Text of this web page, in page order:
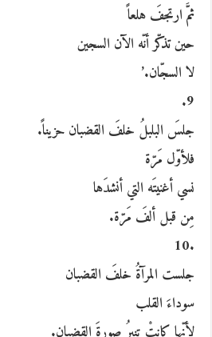
ثمَّ ارتجفَ هلعاً
حين تذكّر أنّه الآن السجين
لا السجّان.’
9.
جلسَ البلبلُ خلفَ القضبان حزيناً.
فلأوّل مَرّة
نسي أغنيتَه التي أنشدَها
مِن قبل ألفَ مَرّة.
.10
جلست المرآةُ خلفَ القضبان
سوداءَ القلب